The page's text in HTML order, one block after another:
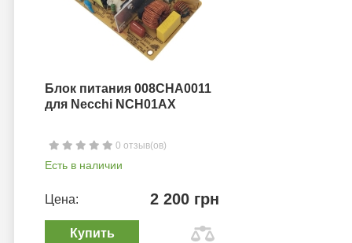
Блок питания 008CHA0011
для Necchi NCH01AX
0 отзыв(ов)
Есть в наличии
Цена: 2 200 грн
Купить